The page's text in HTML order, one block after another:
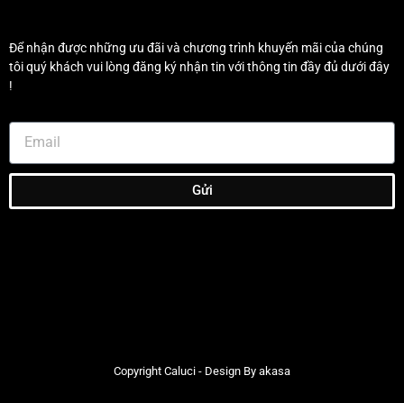
Để nhận được những ưu đãi và chương trình khuyến mãi của chúng
tôi quý khách vui lòng đăng ký nhận tin với thông tin đầy đủ dưới đây
!
Gửi
Copyright Caluci - Design By akasa